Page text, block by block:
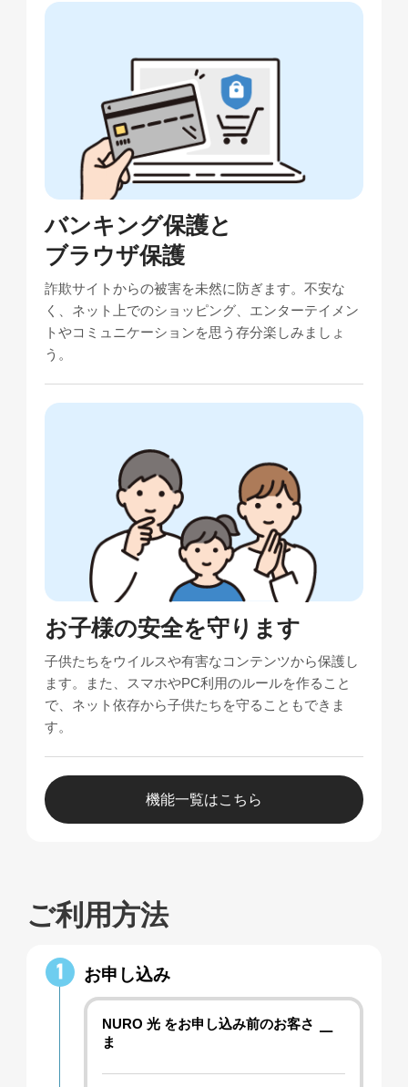
バンキング保護と
ブラウザ保護
詐欺サイトからの被害を未然に防ぎます。不安な
く、ネット上でのショッピング、エンターテイメン
トやコミュニケーションを思う存分楽しみましょ
う。
お子様の安全を守ります
子供たちをウイルスや有害なコンテンツから保護し
ます。また、スマホやPC利用のルールを作ること
で、ネット依存から子供たちを守ることもできま
す。
機能一覧はこちら
ご利用方法
お申し込み
NURO 光 をお申し込み前のお客さ
ま